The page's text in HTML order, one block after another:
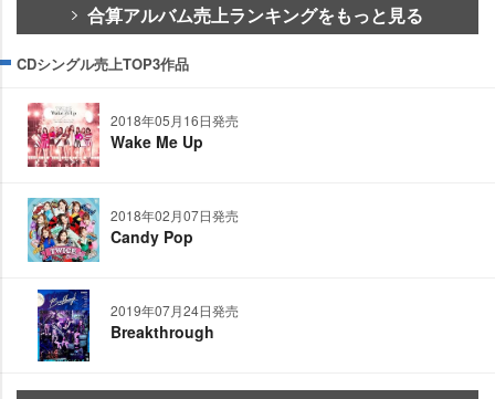
合算アルバム売上ランキングをもっと見る
CDシングル売上TOP3作品
2018年05月16日発売
Wake Me Up
2018年02月07日発売
Candy Pop
2019年07月24日発売
Breakthrough